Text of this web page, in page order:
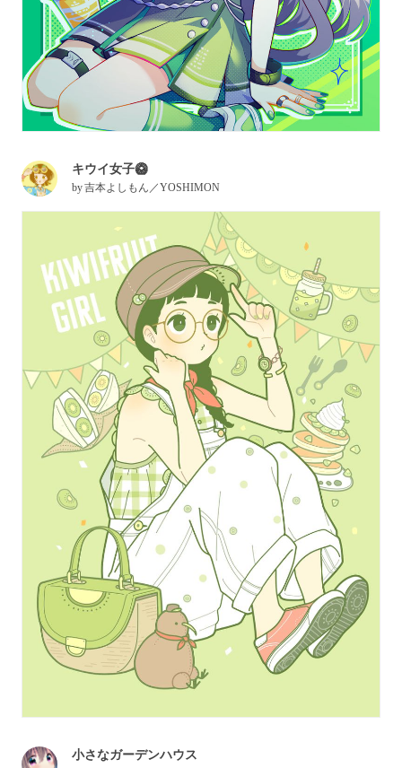
キウイ女子🥝
by吉本よしもん／YOSHIMON
小さなガーデンハウス